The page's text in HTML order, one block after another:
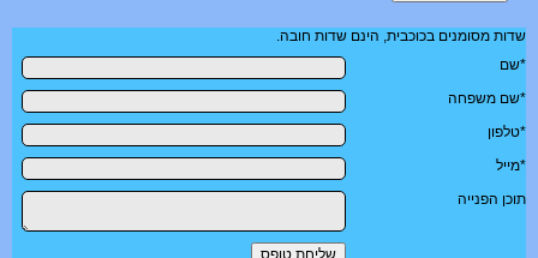
שדות מסומנים בכוכבית, הינם שדות חובה.
*שם
*שם משפחה
*טלפון
*מייל
תוכן הפנייה